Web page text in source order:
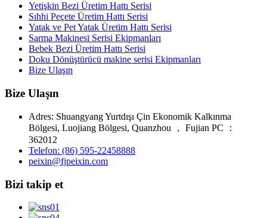
Yetişkin Bezi Üretim Hattı Serisi
Sıhhi Peçete Üretim Hattı Serisi
Yatak ve Pet Yatak Üretim Hattı Serisi
Sarma Makinesi Serisi Ekipmanları
Bebek Bezi Üretim Hattı Serisi
Doku Dönüştürücü makine serisi Ekipmanları
Bize Ulaşın
Bize Ulaşın
Adres: Shuangyang Yurtdışı Çin Ekonomik Kalkınma
Bölgesi, Luojiang Bölgesi, Quanzhou ， Fujian PC ：
362012
Telefon: (86) 595-22458888
peixin@fjpeixin.com
Bizi takip et